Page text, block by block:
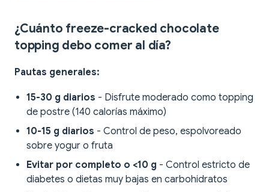
¿Cuánto freeze-cracked chocolate
topping debo comer al día?
Pautas generales:
15-30 g diarios - Disfrute moderado como topping
de postre (140 calorías máximo)
10-15 g diarios - Control de peso, espolvoreado
sobre yogur o fruta
Evitar por completo o <10 g - Control estricto de
diabetes o dietas muy bajas en carbohidratos